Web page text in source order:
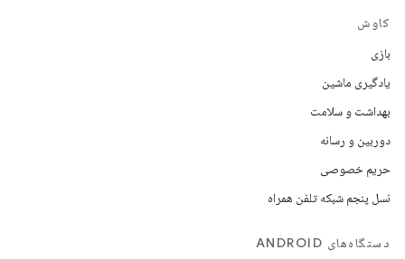
کاوش
بازی
یادگیری ماشین
بهداشت و سلامت
دوربین و رسانه
حریم خصوصی
نسل پنجم شبکه تلفن همراه
دستگاه‌های ANDROID